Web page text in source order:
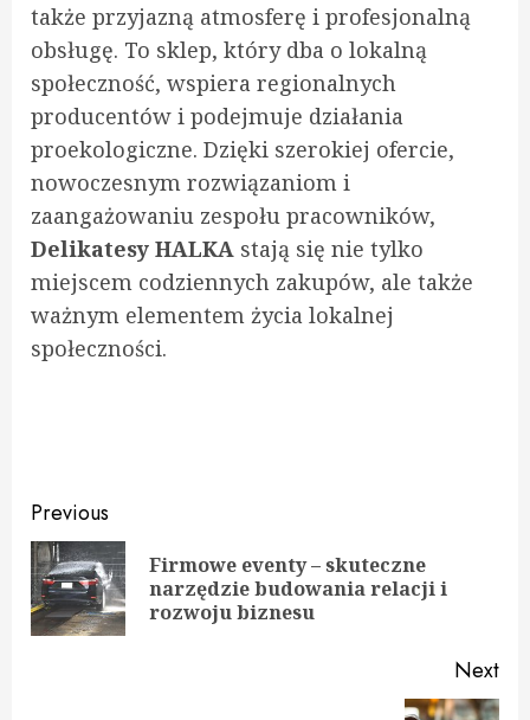
także przyjazną atmosferę i profesjonalną
obsługę. To sklep, który dba o lokalną
społeczność, wspiera regionalnych
producentów i podejmuje działania
proekologiczne. Dzięki szerokiej ofercie,
nowoczesnym rozwiązaniom i
zaangażowaniu zespołu pracowników,
Delikatesy HALKA stają się nie tylko
miejscem codziennych zakupów, ale także
ważnym elementem życia lokalnej
społeczności.
Continue
Reading
Previous
Firmowe eventy – skuteczne
narzędzie budowania relacji i
rozwoju biznesu
Next